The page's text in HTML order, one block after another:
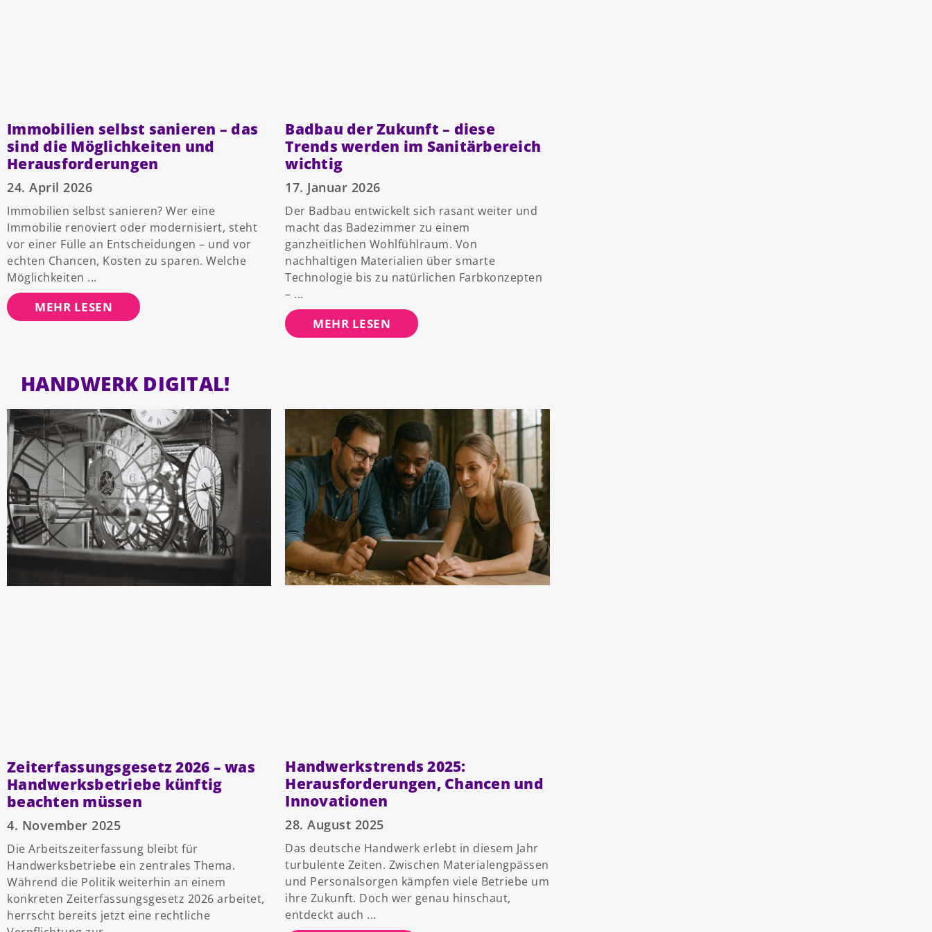
Immobilien selbst sanieren – das
sind die Möglichkeiten und
Herausforderungen
24. April 2026
Immobilien selbst sanieren? Wer eine
Immobilie renoviert oder modernisiert, steht
vor einer Fülle an Entscheidungen – und vor
echten Chancen, Kosten zu sparen. Welche
Möglichkeiten
MEHR LESEN
Badbau der Zukunft – diese
Trends werden im Sanitärbereich
wichtig
17. Januar 2026
Der Badbau entwickelt sich rasant weiter und
macht das Badezimmer zu einem
ganzheitlichen Wohlfühlraum. Von
nachhaltigen Materialien über smarte
Technologie bis zu natürlichen Farbkonzepten
–
MEHR LESEN
HANDWERK DIGITAL!
Zeiterfassungsgesetz 2026 – was
Handwerksbetriebe künftig
beachten müssen
4. November 2025
Die Arbeitszeiterfassung bleibt für
Handwerksbetriebe ein zentrales Thema.
Während die Politik weiterhin an einem
konkreten Zeiterfassungsgesetz 2026 arbeitet,
herrscht bereits jetzt eine rechtliche
Handwerkstrends 2025:
Herausforderungen, Chancen und
Innovationen
28. August 2025
Das deutsche Handwerk erlebt in diesem Jahr
turbulente Zeiten. Zwischen Materialengpässen
und Personalsorgen kämpfen viele Betriebe um
ihre Zukunft. Doch wer genau hinschaut,
entdeckt auch